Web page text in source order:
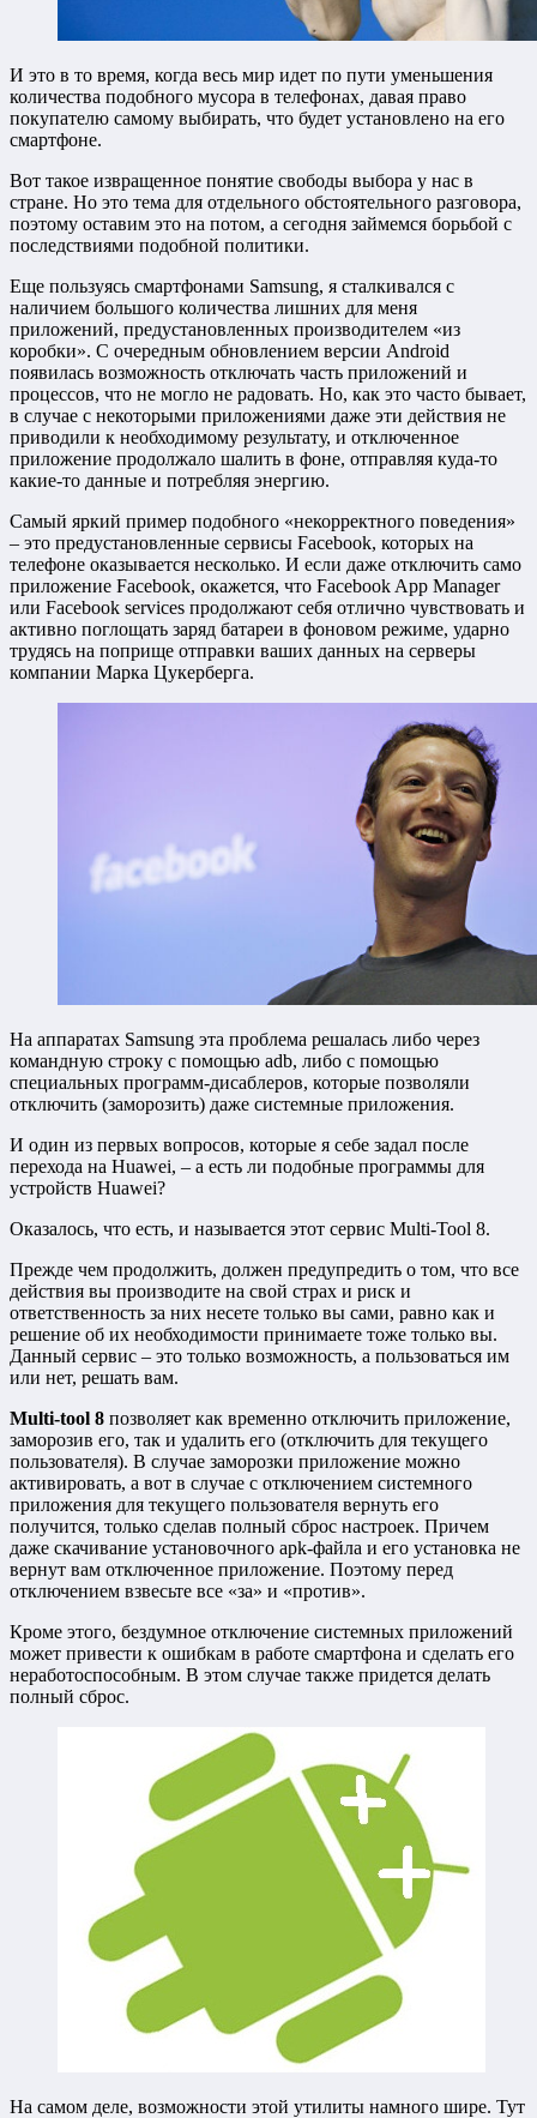
И это в то время, когда весь мир идет по пути уменьшения
количества подобного мусора в телефонах, давая право
покупателю самому выбирать, что будет установлено на его
смартфоне.
Вот такое извращенное понятие свободы выбора у нас в
стране. Но это тема для отдельного обстоятельного разговора,
поэтому оставим это на потом, а сегодня займемся борьбой с
последствиями подобной политики.
Еще пользуясь смартфонами Samsung, я сталкивался с
наличием большого количества лишних для меня
приложений, предустановленных производителем «из
коробки». С очередным обновлением версии Android
появилась возможность отключать часть приложений и
процессов, что не могло не радовать. Но, как это часто бывает,
в случае с некоторыми приложениями даже эти действия не
приводили к необходимому результату, и отключенное
приложение продолжало шалить в фоне, отправляя куда-то
какие-то данные и потребляя энергию.
Самый яркий пример подобного «некорректного поведения»
– это предустановленные сервисы Facebook, которых на
телефоне оказывается несколько. И если даже отключить само
приложение Facebook, окажется, что Facebook App Manager
или Facebook services продолжают себя отлично чувствовать и
активно поглощать заряд батареи в фоновом режиме, ударно
трудясь на поприще отправки ваших данных на серверы
компании Марка Цукерберга.
На аппаратах Samsung эта проблема решалась либо через
командную строку с помощью adb, либо с помощью
специальных программ-дисаблеров, которые позволяли
отключить (заморозить) даже системные приложения.
И один из первых вопросов, которые я себе задал после
перехода на Huawei, – а есть ли подобные программы для
устройств Huawei?
Оказалось, что есть, и называется этот сервис Multi-Tool 8.
Прежде чем продолжить, должен предупредить о том, что все
действия вы производите на свой страх и риск и
ответственность за них несете только вы сами, равно как и
решение об их необходимости принимаете тоже только вы.
Данный сервис – это только возможность, а пользоваться им
или нет, решать вам.
Multi-tool 8 позволяет как временно отключить приложение,
заморозив его, так и удалить его (отключить для текущего
пользователя). В случае заморозки приложение можно
активировать, а вот в случае с отключением системного
приложения для текущего пользователя вернуть его
получится, только сделав полный сброс настроек. Причем
даже скачивание установочного apk-файла и его установка не
вернут вам отключенное приложение. Поэтому перед
отключением взвесьте все «за» и «против».
Кроме этого, бездумное отключение системных приложений
может привести к ошибкам в работе смартфона и сделать его
неработоспособным. В этом случае также придется делать
полный сброс.
На самом деле, возможности этой утилиты намного шире. Тут